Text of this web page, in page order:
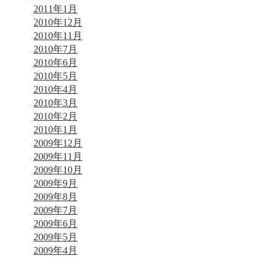
2011年1月
2010年12月
2010年11月
2010年7月
2010年6月
2010年5月
2010年4月
2010年3月
2010年2月
2010年1月
2009年12月
2009年11月
2009年10月
2009年9月
2009年8月
2009年7月
2009年6月
2009年5月
2009年4月